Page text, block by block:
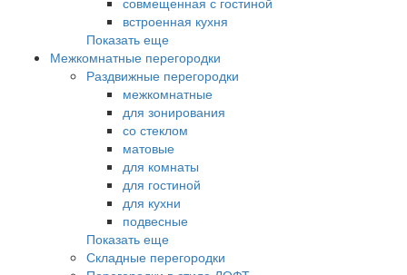
встроенная кухня
Показать еще
Межкомнатные перегородки
Раздвижные перегородки
межкомнатные
для зонирования
со стеклом
матовые
для комнаты
для гостиной
для кухни
подвесные
Показать еще
Складные перегородки